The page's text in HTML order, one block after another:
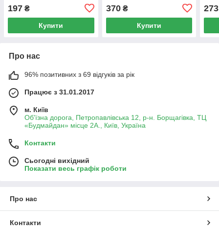
197 ₴
Купити
370₴
Купити
273
Про нас
96% позитивних з 69 відгуків за рік
Працює з 31.01.2017
м. Київ
Об'їзна дорога, Петропавлівська 12, р-н. Борщагівка, ТЦ
«Будмайдан» місце 2А., Київ, Україна
Контакти
Сьогодні вихідний
Показати весь графік роботи
Про нас
Контакти